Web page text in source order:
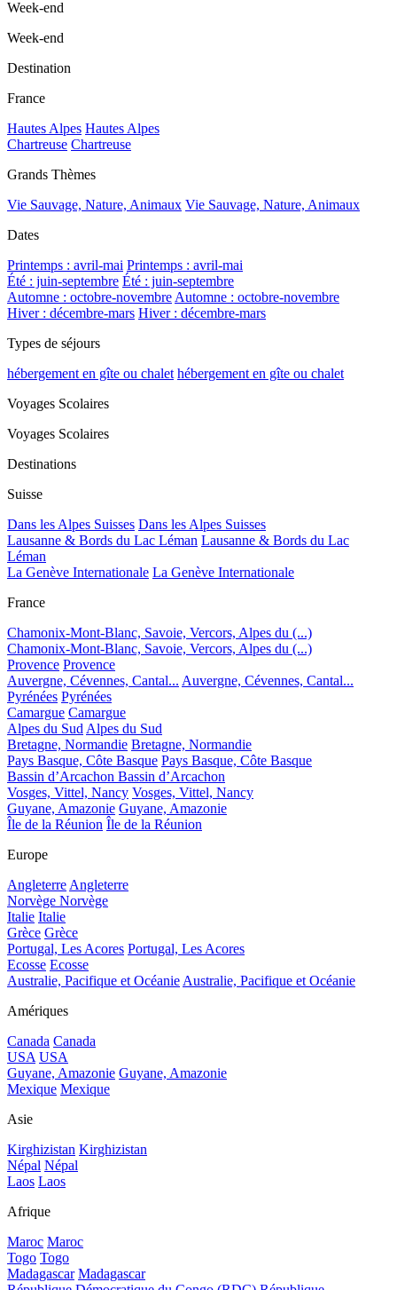
Week-end
Week-end
Destination
France
Hautes Alpes Hautes Alpes
Chartreuse Chartreuse
Grands Thèmes
Vie Sauvage, Nature, Animaux Vie Sauvage, Nature, Animaux
Dates
Printemps : avril-mai Printemps : avril-mai
Été : juin-septembre Été : juin-septembre
Automne : octobre-novembreAutomne : octobre-novembre
Hiver : décembre-mars Hiver : décembre-mars
Types de séjours
hébergement en gîte ou chalet hébergement en gîte ou chalet
Voyages Scolaires
Voyages Scolaires
Destinations
Suisse
Dans les Alpes Suisses Dans les Alpes Suisses
Lausanne & Bords du Lac Léman Lausanne & Bords du Lac
Léman
La Genève Internationale La Genève Internationale
France
Chamonix-Mont-Blanc, Savoie, Vercors, Alpes du (...)
Chamonix-Mont-Blanc, Savoie, Vercors, Alpes du (...)
Provence Provence
Auvergne, Cévennes, Cantal... Auvergne, Cévennes, Cantal...
Pyrénées Pyrénées
Camargue Camargue
Alpes du SudAlpes du Sud
Bretagne, Normandie Bretagne, Normandie
Pays Basque, Côte Basque Pays Basque, Côte Basque
Bassin d’Arcachon Bassin d’Arcachon
Vosges, Vittel, Nancy Vosges, Vittel, Nancy
Guyane, Amazonie Guyane, Amazonie
Île de la Réunion Île de la Réunion
Europe
AngleterreAngleterre
Norvège Norvège
Italie Italie
Grèce Grèce
Portugal, Les Acores Portugal, Les Acores
Ecosse Ecosse
Australie, Pacifique et OcéanieAustralie, Pacifique et Océanie
Amériques
Canada Canada
USA USA
Guyane, Amazonie Guyane, Amazonie
Mexique Mexique
Asie
Kirghizistan Kirghizistan
Népal Népal
Laos Laos
Afrique
Maroc Maroc
Togo Togo
Madagascar Madagascar